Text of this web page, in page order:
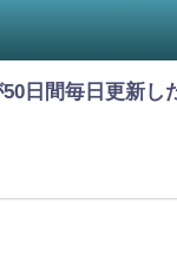
日間毎日更新し